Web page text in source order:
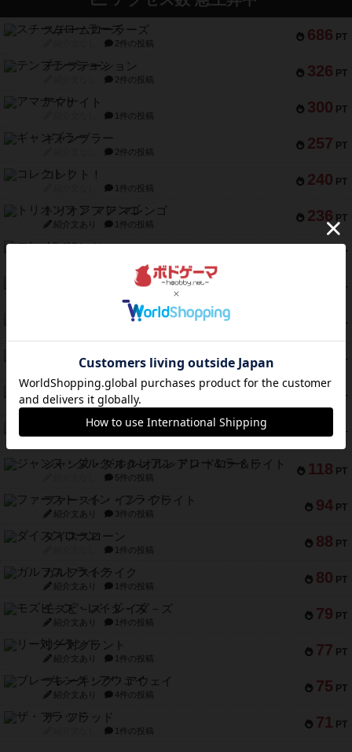
686 PT
スチームローラーズ
2件の投稿
326 PT
テンプテーション
2件の投稿
300 PT
アマナイト
1件の投稿
257 PT
ギャンブラー
2件の投稿
240 PT
コレクト！
1件の投稿
236 PT
トリオンフ ア マレンゴ
紹介文あり 1件の投稿
PT
エレメンツ
PT
バー！パーティー
PT
PT
クルティボ
紹介文なし 1件の投稿
PT
ブラヴェスト
紹介文なし 1件の投稿
122 PT
ドブル：ポケットモンスター
118 PT
ジャンヌ・ダルク-オルレアン ドロー＆ライト
5件の投稿
94 PT
ファースト・イン・フライト
紹介文あり 3件の投稿
88 PT
ダイススローン
1件の投稿
80 PT
ガルフストライク
紹介文あり 1件の投稿
79 PT
モズビ－ズ・レイダ－ズ
紹介文あり 1件の投稿
77 PT
リー対グラント
紹介文あり 1件の投稿
75 PT
ブレーキング・アウェイ
紹介文あり 4件の投稿
71 PT
ザ・フラッド
1件の投稿